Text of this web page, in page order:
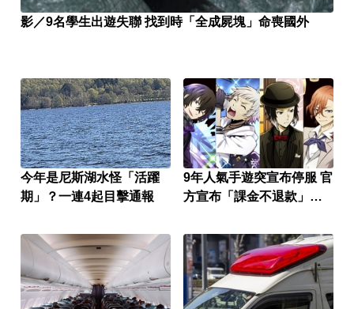
影／9名學生出遊失聯 找到時「全成屍塊」命喪國外
今年是尼斯湖水怪「活躍
期」？一連4起目擊通報
9年人氣手遊突宣布停服 官
方宣布「課金不退款」玩